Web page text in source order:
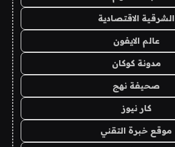
الشرقية الاقتصادية
عالم الايفون
مدونة كوكان
صحيفة نهج
كار نيوز
موقع خبرة التقني